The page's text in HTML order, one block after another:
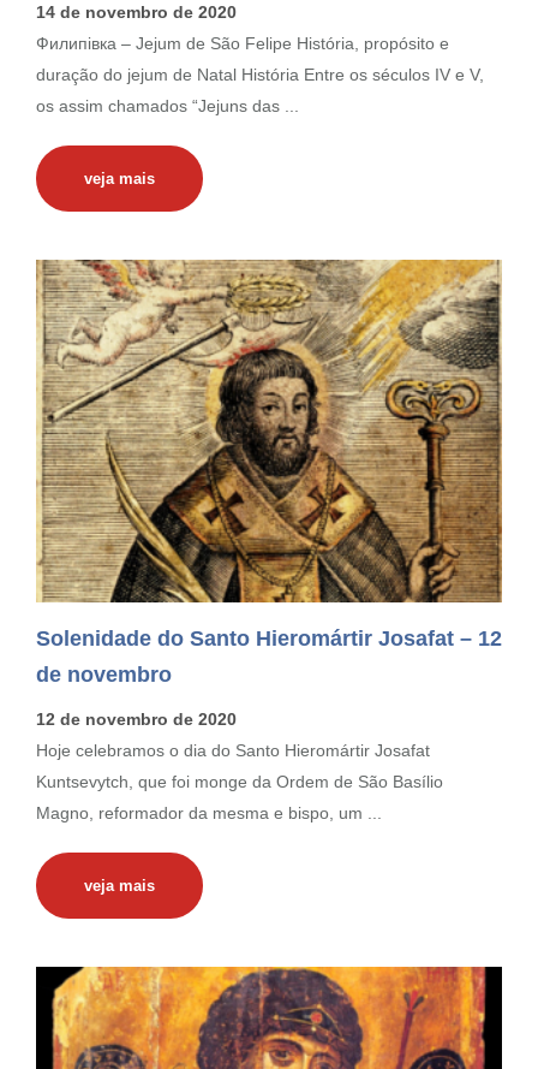
14 de novembro de 2020
Филипівка – Jejum de São Felipe História, propósito e
duração do jejum de Natal História Entre os séculos IV e V,
os assim chamados “Jejuns das ...
veja mais
Solenidade do Santo Hieromártir Josafat – 12
de novembro
12 de novembro de 2020
Hoje celebramos o dia do Santo Hieromártir Josafat
Kuntsevytch, que foi monge da Ordem de São Basílio
Magno, reformador da mesma e bispo, um ...
veja mais